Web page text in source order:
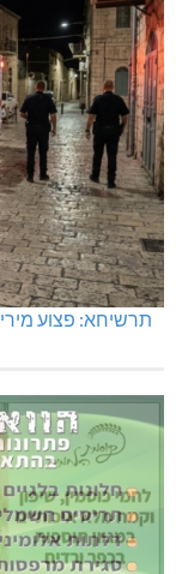
תרשיחא: פצוע מירי